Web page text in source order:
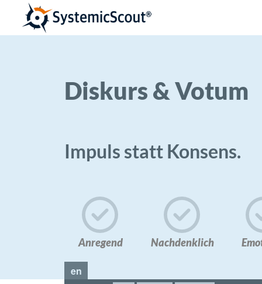
Diskurs & Votum
Impuls statt Konsens.
Anregend Nachdenklich
en